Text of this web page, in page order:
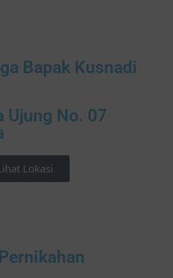
Bapak Kusnadi
Ujung No. 07
Lokasi